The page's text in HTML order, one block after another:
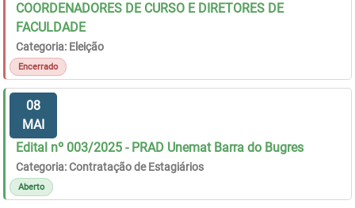
COORDENADORES DE CURSO E DIRETORES DE
FACULDADE
Categoria: Eleição
Encerrado
08
MAI
Edital nº 003/2025 - PRAD Unemat Barra do Bugres
Categoria: Contratação de Estagiários
Aberto